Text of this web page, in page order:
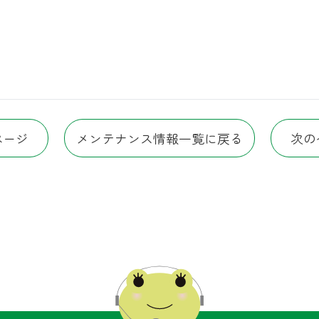
ジ メンテナンス情報一覧に戻る 次